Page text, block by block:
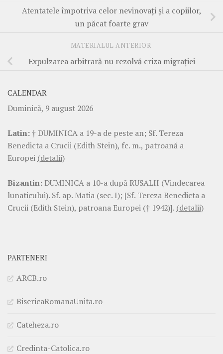
Atentatele împotriva celor nevinovați și a copiilor,
un păcat foarte grav
MATERIALUL ANTERIOR
Expulzarea arbitrară nu rezolvă criza migrației
CALENDAR
Duminică, 9 august 2026
Latin:† DUMINICA a 19-a de peste an; Sf. Tereza
Benedicta a Crucii (Edith Stein), fc. m., patroană a
Europei (detalii)
Bizantin: DUMINICA a 10-a după RUSALII (Vindecarea
lunaticului). Sf. ap. Matia (sec. I); [Sf. Tereza Benedicta a
Crucii (Edith Stein), patroana Europei († 1942)]. (detalii)
PARTENERI
ARCB.ro
BisericaRomanaUnita.ro
Cateheza.ro
Credinta-Catolica.ro